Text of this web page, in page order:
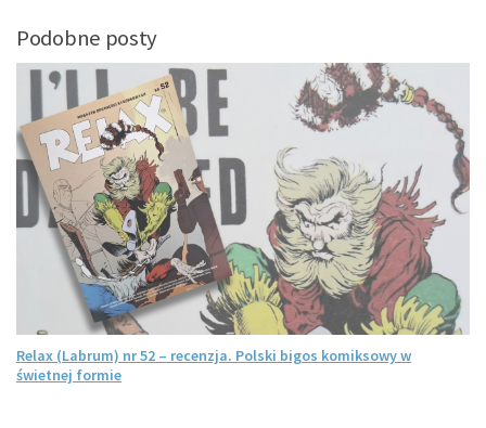
Podobne posty
Relax (Labrum) nr 52 – recenzja. Polski bigos komiksowy w
świetnej formie